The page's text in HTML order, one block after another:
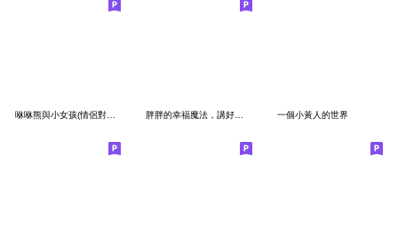
一個小黃人的世界